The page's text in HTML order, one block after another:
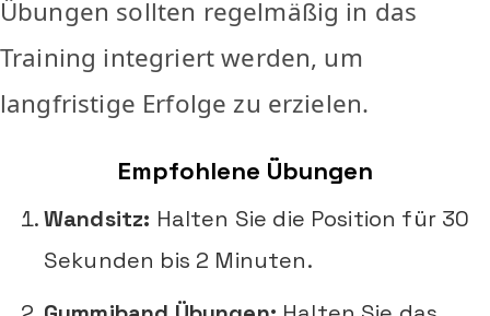
Übungen sollten regelmäßig in das
Training integriert werden, um
langfristige Erfolge zu erzielen.
Empfohlene Übungen
Wandsitz: Halten Sie die Position für 30
Sekunden bis 2 Minuten.